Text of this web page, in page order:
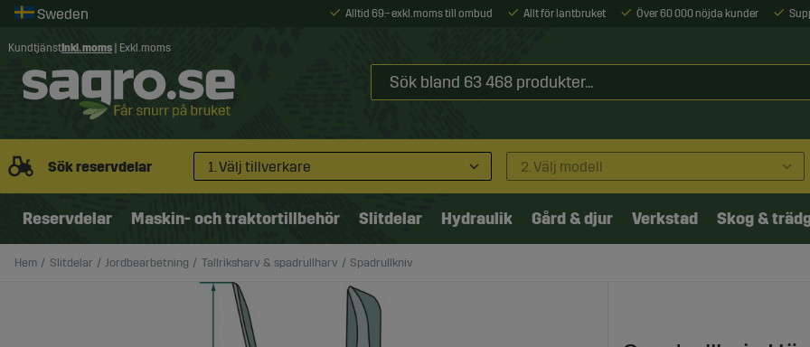
Alltid 69:- exkl. moms till ombud Allt för lantbruket Över 60 000 nöjda kunder
Kundtjänst Inkl. moms Exkl. moms
Sök reservdelar 1. Välj tillverkare 2. Välj modell
Reservdelar Maskin- och traktortillbehör Slitdelar Hydraulik Gård & djur Verkstad Skog &
Hem Slitdelar Jordbearbetning Tallriksharv & spadrullharv Spadrullkniv